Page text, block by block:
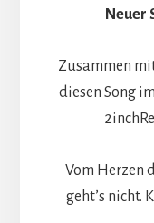
Neuer
Zusammen
diesen Song
Vom Herzen
geht’s nicht.